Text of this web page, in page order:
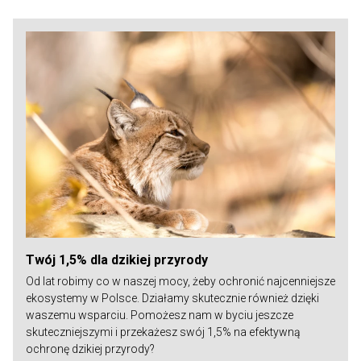
Twój 1,5% dla dzikiej przyrody
Od lat robimy co w naszej mocy, żeby ochronić najcenniejsze
ekosystemy w Polsce. Działamy skutecznie również dzięki
waszemu wsparciu. Pomożesz nam w byciu jeszcze
skuteczniejszymi i przekażesz swój 1,5% na efektywną
ochronę dzikiej przyrody?